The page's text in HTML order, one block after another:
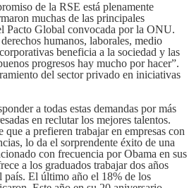
de la RSE está plenamente
muchas de las principales
Pacto Global convocada por la ONU.
humanos, laborales, medio
beneficia a la sociedad y las
progresos hay mucho por hacer”.
del sector privado en iniciativas
a todas estas demandas por más
en reclutar los mejores talentos.
que a prefieren trabajar en empresas con
lo da el sorprendente éxito de una
con frecuencia por Obama en sus
a los graduados trabajar dos años
país. El último año el 18% de los